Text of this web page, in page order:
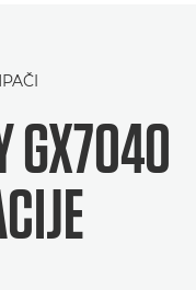
GX7040